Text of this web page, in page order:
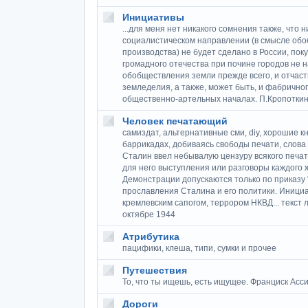
Инициативы
...для меня нет никакого сомнения также, что
социалистическом направлении (в смысле
производства) не будет сделано в России,
громадного отечества при почине городов не
обобществления земли прежде всего, и
земледелия, а также, может быть, и
общественно-артельных началах.
Человек печатающий
самиздат, альтернативные сми, diy, хорошие
баррикадах, добиваясь свободы печати,
Сталин ввел небывалую цензуру всякого
для него выступления или разговоры каждого
Демонстрации допускаются только по
прославления Сталина и его политики.
кремлевским сапогом, террором НКВД... текст
октябре 1944
Атрибутика
пацифики, клеша, типи, сумки и прочее
Путешествия
То, что ты ищешь, есть ищущее. Франциск
Дороги